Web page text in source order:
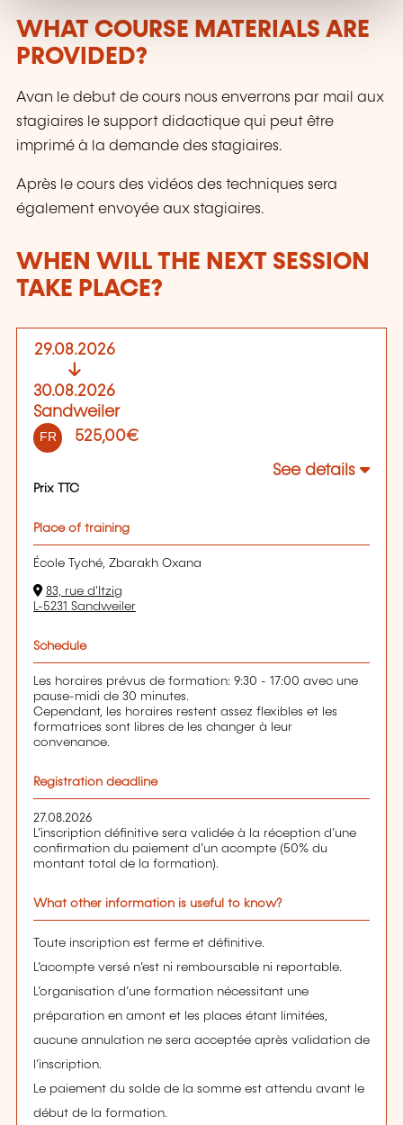
WHAT COURSE MATERIALS ARE
PROVIDED?
Avan le debut de cours nous enverrons par mail aux
stagiaires le support didactique qui peut être
imprimé à la demande des stagiaires.
Après le cours des vidéos des techniques sera
également envoyée aux stagiaires.
WHEN WILL THE NEXT SESSION
TAKE PLACE?
29.08.2026
30.08.2026
Sandweiler
FR 525,00€
See details
Prix TTC
Place of training
École Tyché, Zbarakh Oxana
83, rue d'Itzig
L-5231 Sandweiler
Schedule
Les horaires prévus de formation: 9:30 - 17:00 avec une
pause-midi de 30 minutes.
Cependant, les horaires restent assez flexibles et les
formatrices sont libres de les changer à leur
convenance.
Registration deadline
27.08.2026
L’inscription définitive sera validée à la réception d’une
confirmation du paiement d’un acompte (50% du
montant total de la formation).
What other information is useful to know?
Toute inscription est ferme et définitive.
L’acompte versé n’est ni remboursable ni reportable.
L’organisation d’une formation nécessitant une
préparation en amont et les places étant limitées,
aucune annulation ne sera acceptée après validation de
l’inscription.
Le paiement du solde de la somme est attendu avant le
début de la formation.